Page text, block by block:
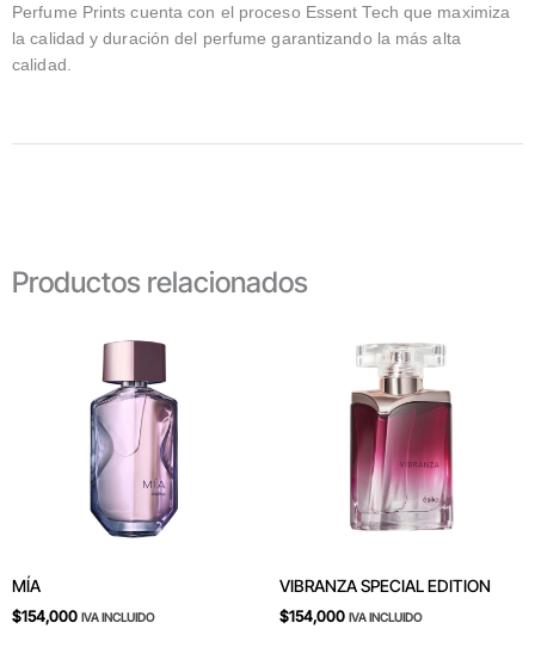
Perfume Prints cuenta con el proceso Essent Tech que maximiza
la calidad y duración del perfume garantizando la más alta
calidad.
Productos relacionados
MÍA
$154,000 IVA INCLUIDO
VIBRANZA SPECIAL EDITION
$154,000 IVA INCLUIDO